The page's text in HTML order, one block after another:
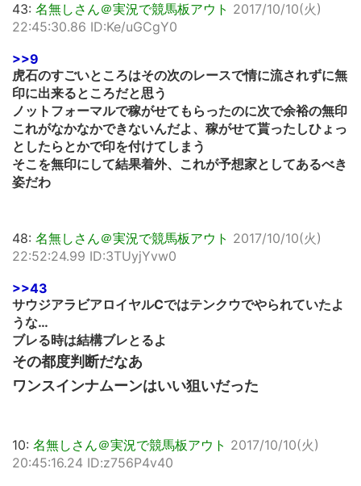
43: 名無しさん＠実況で競馬板アウト 2017/10/10(火)
22:45:30.86 ID:Ke/uGCgY0
>>9
虎石のすごいところはその次のレースで情に流されずに無
印に出来るところだと思う
ノットフォーマルで稼がせてもらったのに次で余裕の無印
これがなかなかできないんだよ、稼がせて貰ったしひょっ
としたらとかで印を付けてしまう
そこを無印にして結果着外、これが予想家としてあるべき
姿だわ
48: 名無しさん＠実況で競馬板アウト 2017/10/10(火)
22:52:24.99 ID:3TUyjYvw0
>>43
サウジアラビアロイヤルCではテンクウでやられていたよ
うな…
ブレる時は結構ブレとるよ
その都度判断だなあ
ワンスインナムーンはいい狙いだった
10: 名無しさん＠実況で競馬板アウト 2017/10/10(火)
20:45:16.24 ID:z756P4v40